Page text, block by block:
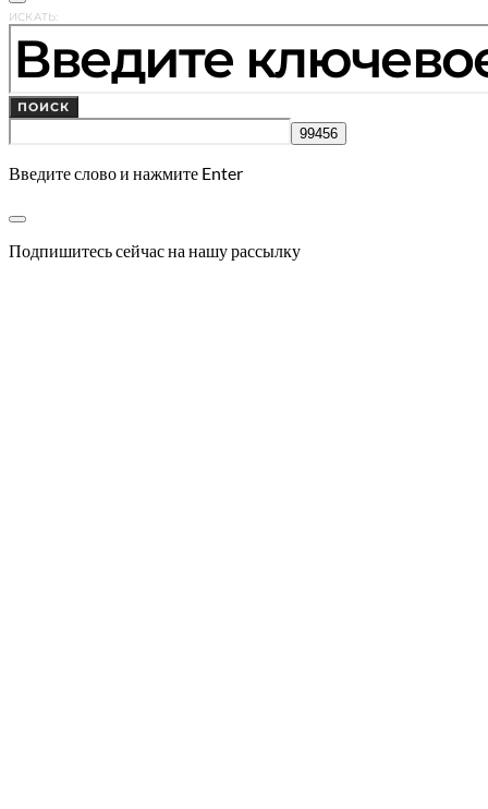
ИСКАТЬ:
ПОИСК
Введите слово и нажмите Enter
Подпишитесь сейчас на нашу рассылку